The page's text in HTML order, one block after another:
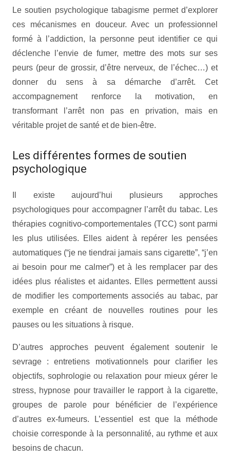
Le soutien psychologique tabagisme permet d’explorer
ces mécanismes en douceur. Avec un professionnel
formé à l’addiction, la personne peut identifier ce qui
déclenche l’envie de fumer, mettre des mots sur ses
peurs (peur de grossir, d’être nerveux, de l’échec…) et
donner du sens à sa démarche d’arrêt. Cet
accompagnement renforce la motivation, en
transformant l’arrêt non pas en privation, mais en
véritable projet de santé et de bien-être.
Les différentes formes de soutien
psychologique
Il existe aujourd’hui plusieurs approches
psychologiques pour accompagner l’arrêt du tabac. Les
thérapies cognitivo-comportementales (TCC) sont parmi
les plus utilisées. Elles aident à repérer les pensées
automatiques (“je ne tiendrai jamais sans cigarette”, “j’en
ai besoin pour me calmer”) et à les remplacer par des
idées plus réalistes et aidantes. Elles permettent aussi
de modifier les comportements associés au tabac, par
exemple en créant de nouvelles routines pour les
pauses ou les situations à risque.
D’autres approches peuvent également soutenir le
sevrage : entretiens motivationnels pour clarifier les
objectifs, sophrologie ou relaxation pour mieux gérer le
stress, hypnose pour travailler le rapport à la cigarette,
groupes de parole pour bénéficier de l’expérience
d’autres ex-fumeurs. L’essentiel est que la méthode
choisie corresponde à la personnalité, au rythme et aux
besoins de chacun.